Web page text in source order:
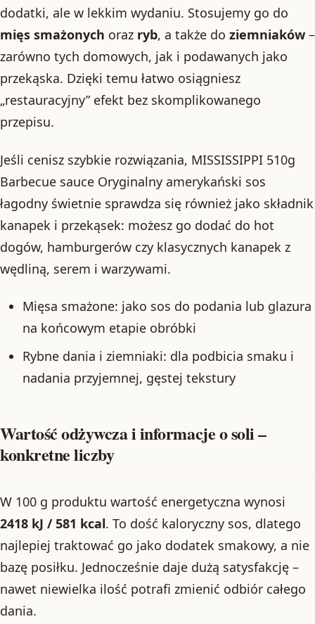
dodatki, ale w lekkim wydaniu. Stosujemy go do
mięs smażonych oraz ryb, a także do ziemniaków –
zarówno tych domowych, jak i podawanych jako
przekąska. Dzięki temu łatwo osiągniesz
„restauracyjny” efekt bez skomplikowanego
przepisu.
Jeśli cenisz szybkie rozwiązania, MISSISSIPPI 510g
Barbecue sauce Oryginalny amerykański sos
łagodny świetnie sprawdza się również jako składnik
kanapek i przekąsek: możesz go dodać do hot
dogów, hamburgerów czy klasycznych kanapek z
wędliną, serem i warzywami.
Mięsa smażone: jako sos do podania lub glazura
na końcowym etapie obróbki
Rybne dania i ziemniaki: dla podbicia smaku i
nadania przyjemnej, gęstej tekstury
Wartość odżywcza i informacje o soli –
konkretne liczby
W 100 g produktu wartość energetyczna wynosi
2418 kJ / 581 kcal. To dość kaloryczny sos, dlatego
najlepiej traktować go jako dodatek smakowy, a nie
bazę posiłku. Jednocześnie daje dużą satysfakcję –
nawet niewielka ilość potrafi zmienić odbiór całego
dania.